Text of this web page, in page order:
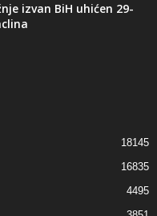
izvan BiH uhićen 29-
18145
16835
4495